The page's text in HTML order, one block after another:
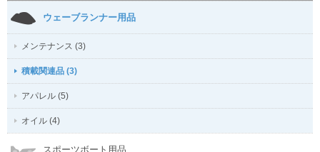
ウェーブランナー用品
メンテナンス (3)
積載関連品 (3)
アパレル (5)
オイル (4)
スポーツボート用品